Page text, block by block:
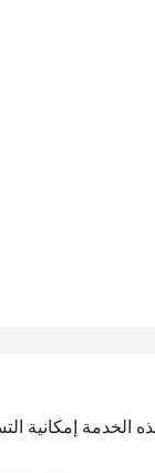
الخدمة إمكانية